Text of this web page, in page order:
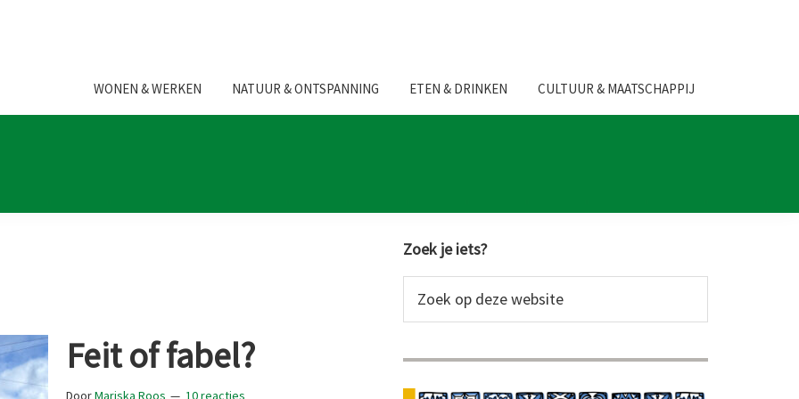
WONEN & WERKEN NATUUR & ONTSPANNING ETEN & DRINKEN CULTUUR & MAATSCHAPPIJ
Feit of fabel?
DoorMariska Roos
10 reacties
Primaire
Sidebar
Zoek je iets?
op
website